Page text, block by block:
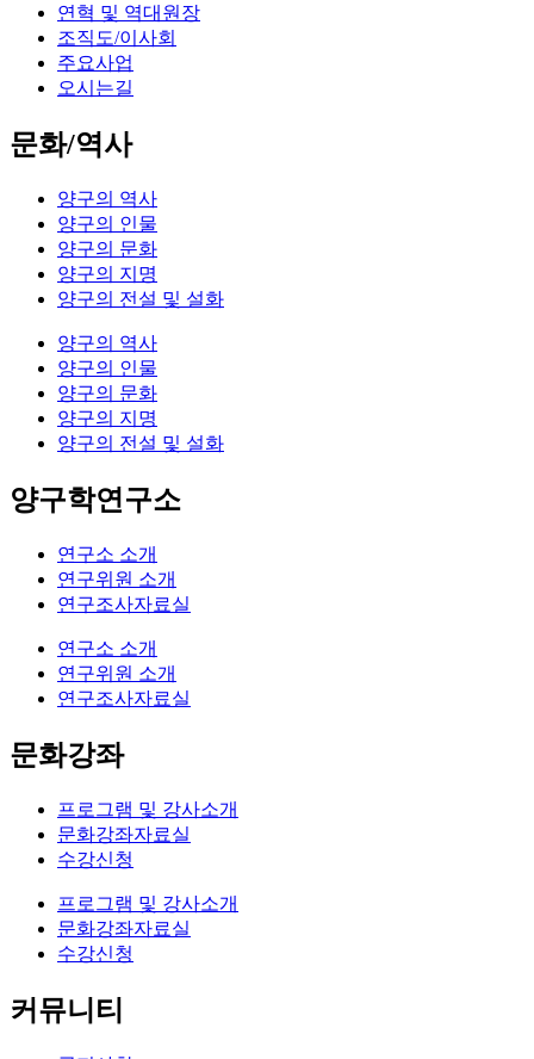
연혁 및 역대원장
조직도/이사회
주요사업
오시는길
문화/역사
양구의 역사
양구의 인물
양구의 문화
양구의 지명
양구의 전설 및 설화
양구의 역사
양구의 인물
양구의 문화
양구의 지명
양구의 전설 및 설화
양구학연구소
연구소 소개
연구위원 소개
연구조사자료실
연구소 소개
연구위원 소개
연구조사자료실
문화강좌
프로그램 및 강사소개
문화강좌자료실
수강신청
프로그램 및 강사소개
문화강좌자료실
수강신청
커뮤니티